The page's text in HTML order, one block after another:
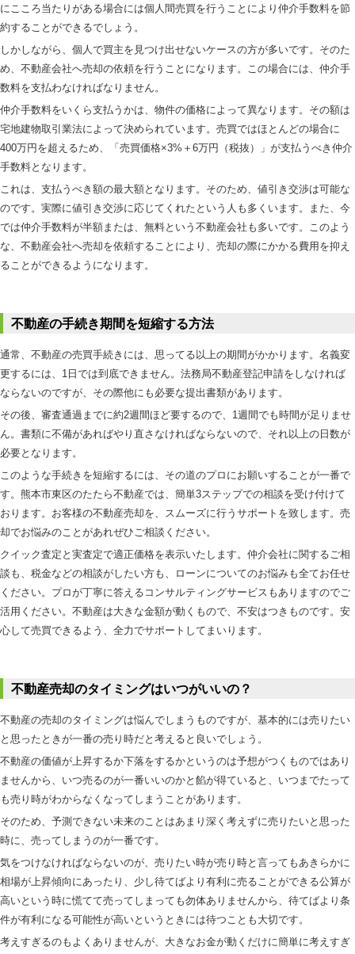
にこころ当たりがある場合には個人間売買を行うことにより仲介手数料を節
約することができるでしょう。
しかしながら、個人で買主を見つけ出せないケースの方が多いです。そのた
め、不動産会社へ売却の依頼を行うことになります。この場合には、仲介手
数料を支払わなければなりません。
仲介手数料をいくら支払うかは、物件の価格によって異なります。その額は
宅地建物取引業法によって決められています。売買ではほとんどの場合に
400万円を超えるため、「売買価格×3%＋6万円（税抜）」が支払うべき仲介
手数料となります。
これは、支払うべき額の最大額となります。そのため、値引き交渉は可能な
のです。実際に値引き交渉に応じてくれたという人も多くいます。また、今
では仲介手数料が半額または、無料という不動産会社も多いです。このよう
な、不動産会社へ売却を依頼することにより、売却の際にかかる費用を抑え
ることができるようになります。
不動産の手続き期間を短縮する方法
通常、不動産の売買手続きには、思ってる以上の期間がかかります。名義変
更するには、1日では到底できません。法務局不動産登記申請をしなければ
ならないのですが、その際他にも必要な提出書類があります。
その後、審査通過までに約2週間ほど要するので、1週間でも時間が足りませ
ん。書類に不備があればやり直さなければならないので、それ以上の日数が
必要となります。
このような手続きを短縮するには、その道のプロにお願いすることが一番で
す。熊本市東区のたたら不動産では、簡単3ステップでの相談を受け付けて
おります。お客様の不動産売却を、スムーズに行うサポートを致します。売
却でお悩みのことがあれぜひご相談ください。
クイック査定と実査定で適正価格を表示いたします。仲介会社に関するご相
談も、税金などの相談がしたい方も、ローンについてのお悩みも全てお任せ
ください。プロが丁寧に答えるコンサルティングサービスもありますのでご
活用ください。不動産は大きな金額が動くもので、不安はつきものです。安
心して売買できるよう、全力でサポートしてまいります。
不動産売却のタイミングはいつがいいの？
不動産の売却のタイミングは悩んでしまうものですが、基本的には売りたい
と思ったときが一番の売り時だと考えると良いでしょう。
不動産の価値が上昇するか下落をするかというのは予想がつくものではあり
ませんから、いつ売るのが一番いいのかと餡が得ていると、いつまでたって
も売り時がわからなくなってしまうことがあります。
そのため、予測できない未来のことはあまり深く考えずに売りたいと思った
時に、売ってしまうのが一番です。
気をつけなければならないのが、売りたい時が売り時と言ってもあきらかに
相場が上昇傾向にあったり、少し待てばより有利に売ることができる公算が
高いという時に慌てて売ってしまっても勿体ありませんから、待てばより条
件が有利になる可能性が高いというときには待つことも大切です。
考えすぎるのもよくありませんが、大きなお金が動くだけに簡単に考えすぎ